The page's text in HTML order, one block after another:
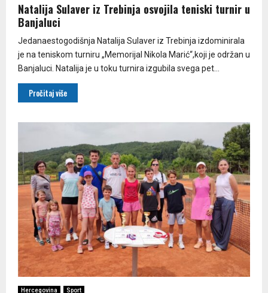
Natalija Sulaver iz Trebinja osvojila teniski turnir u
Banjaluci
Jedanaestogodišnja Natalija Sulaver iz Trebinja izdominirala
je na teniskom turniru „Memorijal Nikola Marić“,koji je održan u
Banjaluci. Natalija je u toku turnira izgubila svega pet...
Pročitaj više
Hercegovina Sport